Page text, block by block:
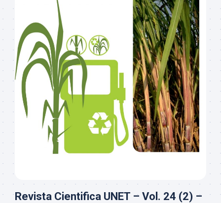
Revista Cientifica UNET – Vol. 24 (2) –